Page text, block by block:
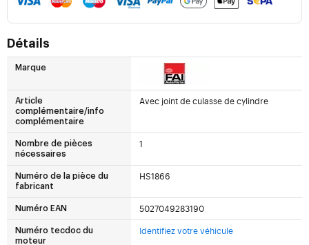
Détails
Marque
Article
complémentaire/info
complémentaire
Avec joint de culasse de cylindre
Nombre de pièces
nécessaires
1
Numéro de la pièce du
fabricant
HS1866
Numéro EAN 5027049283190
Numéro tecdoc du
moteur
Identifiez votre véhicule